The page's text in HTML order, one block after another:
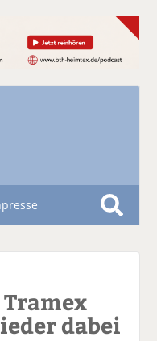
S
dabei